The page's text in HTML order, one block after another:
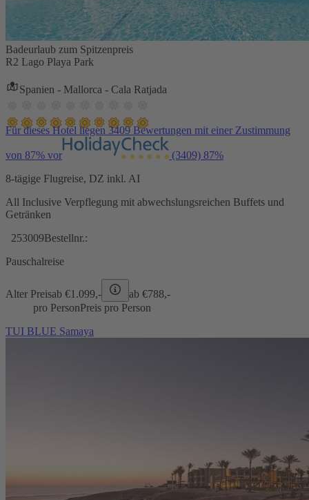
Badeurlaub zum Spitzenpreis
R2 Lago Playa Park
Spanien - Mallorca - Cala Ratjada
Für dieses Hotel liegen 3409 Bewertungen mit einer Zustimmung
von 87% vor (3409) 87%
8-tägige Flugreise, DZ inkl. AI
All Inclusive Verpflegung mit abwechslungsreichen Buffets und
Getränken
253009Bestellnr.:
Pauschalreise
Alter Preisab €1.099,- ab €788,-
pro PersonPreis pro Person
TUI BLUE Samaya